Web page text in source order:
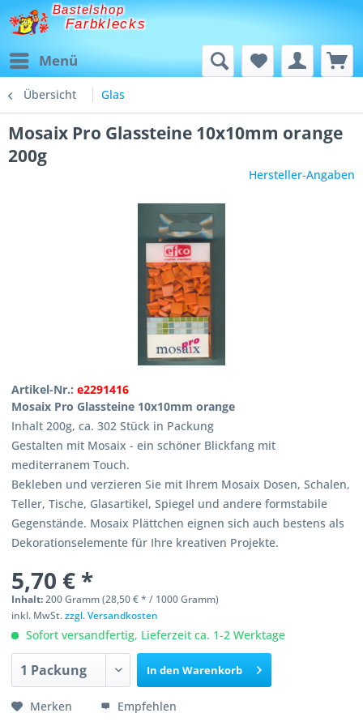
Bastelshop
Farbklecks
Menü
Übersicht Glas
Mosaix Pro Glassteine 10x10mm orange
200g
Hersteller-Angaben
Artikel-Nr.:e2291416
Mosaix Pro Glassteine 10x10mm orange
Inhalt 200g, ca. 302 Stück in Packung
Gestalten mit Mosaix - ein schöner Blickfang mit
mediterranem Touch.
Bekleben und verzieren Sie mit Ihrem Mosaix Dosen, Schalen,
Teller, Tische, Glasartikel, Spiegel und andere formstabile
Gegenstände. Mosaix Plättchen eignen sich auch bestens als
Dekorationselemente für Ihre kreativen Projekte.
5,70 € *
Inhalt:200 Gramm (28,50 € * / 1000 Gramm)
inkl. MwSt.zzgl. Versandkosten
Sofort versandfertig, Lieferzeit ca. 1-2 Werktage
In den Warenkorb
Merken Empfehlen